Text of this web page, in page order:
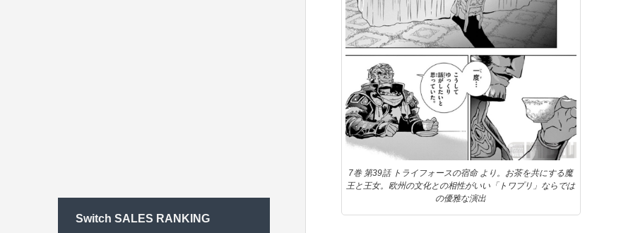
7巻 第39話 トライフォースの宿命 より。お茶を共にする魔
王と王女。欧州の文化との相性がいい「トワプリ」ならでは
の優雅な演出
Switch SALES RANKING